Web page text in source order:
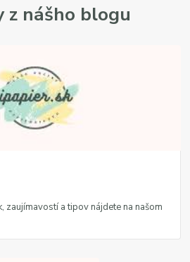
z nášho blogu
zaujímavostí a tipov nájdete na našom